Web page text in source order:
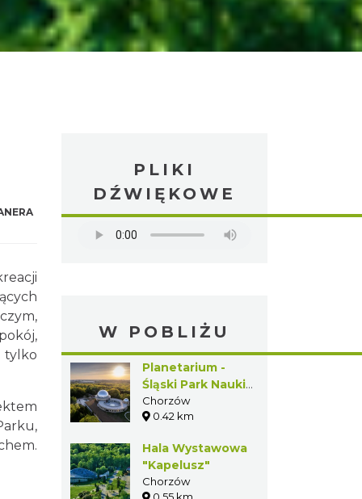
tylko
PLIKI
DŹWIĘKOWE
W POBLIŻU
Planetarium -
Śląski Park Nauki
w Chorzowie
Chorzów
0.42 km
Hala Wystawowa
"Kapelusz"
Chorzów